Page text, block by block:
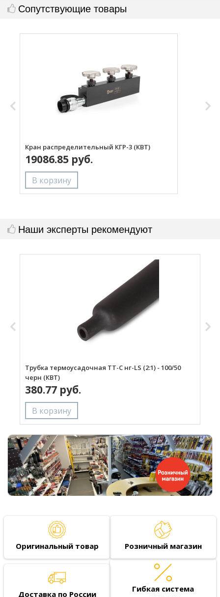
Сопутствующие товары
Кран распределительный КГР-3 (КВТ)
19086.85 руб.
Наши эксперты рекомендуют
Трубка термоусадочная ТТ-С нг-LS (2:1) - 100/50
черн (КВТ)
380.77 руб.
Оригинальный товар Розничный магазин
Доставка по России
Гибкая система